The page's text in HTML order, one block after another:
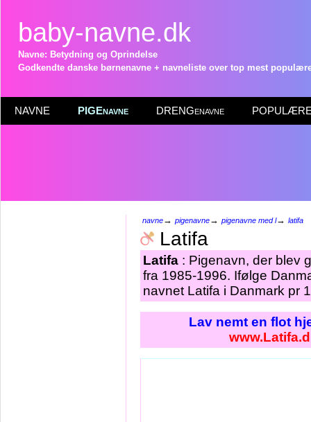
baby-navne.dk
Navne: Betydning og Oprindelse
Godkendte danske børnenavne + navneliste over top mest
NAVNE PIGEnavne DRENGenavne POPULÆRE
navne→ pigenavne→ pigenavne med l→ latifa
Latifa
Latifa : Pigenavn, der blev
fra 1985-1996. Ifølge
navnet Latifa i Danmark pr
Lav nemt en flot